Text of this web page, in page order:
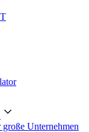
Unternehmen